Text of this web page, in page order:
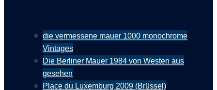
die vermessene mauer 1000 monochrome
Vintages
Die Berliner Mauer 1984 von Westen aus
gesehen
Place du Luxemburg 2009 (Brüssel)